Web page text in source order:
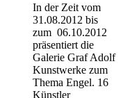
In der Zeit vom
31.08.2012 bis
zum 06.10.2012
präsentiert die
Galerie Graf Adolf
Kunstwerke zum
Thema Engel. 16
Künstler